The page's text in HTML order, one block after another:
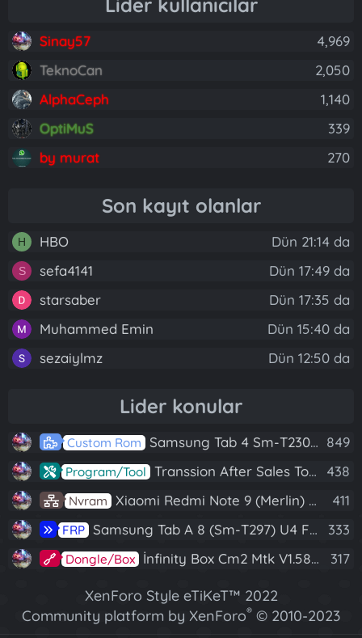
Sinay57
4,969
TeknoCan
2,050
AlphaCeph
1,140
OptiMuS
339
by murat
270
Son kayıt olanlar
H HBO Dün 21:14 da
S sefa4141
Dün 17:49 da
starsaber
Dün 17:35 da
Muhammed Emin
Dün 15:40 da
sezaiylmz
Dün 12:50 da
Lider konular
Custom Rom Samsung Tab 4 Sm-T230 Android 7.1 Stabil Eba Destekli Yazılım 849
Program/Tool Transsion After Sales Tool V1.5.1 Full (Tüm Mtk Işlemcili Cihazları Meta Moda Alma) 438
Nvram Xiaomi Redmi Note 9 (Merlin) Nvram Yedeği Fix Nv By Dft Pro 411
FRP Samsung Tab A 8 (Sm-T297) U4 Frp Reset 333
Dongle/Box İnfinity Box Cm2 Mtk V1.58 Full Kurulum+Crack 317
XenForo Style eTiKeT™ 2022
Community platform by XenForo® © 2010-2023